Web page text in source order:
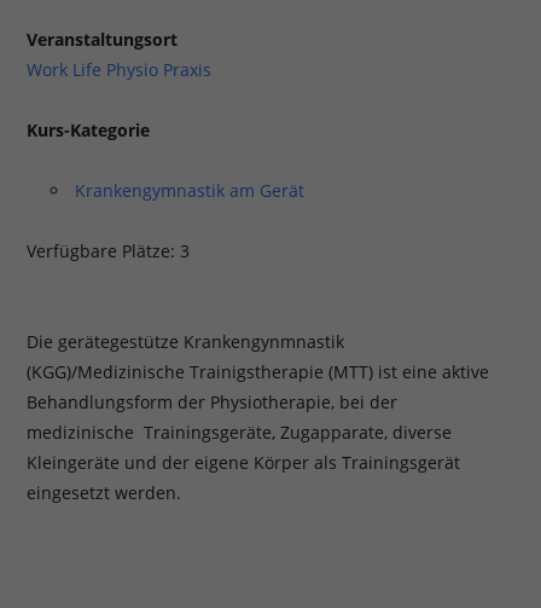
Veranstaltungsort
Work Life Physio Praxis
Kurs-Kategorie
Krankengymnastik am Gerät
Verfügbare Plätze: 3
Die gerätegestütze Krankengynmnastik
(KGG)/Medizinische Trainigstherapie (MTT) ist eine aktive
Behandlungsform der Physiotherapie, bei der
medizinische Trainingsgeräte, Zugapparate, diverse
Kleingeräte und der eigene Körper als Trainingsgerät
eingesetzt werden.